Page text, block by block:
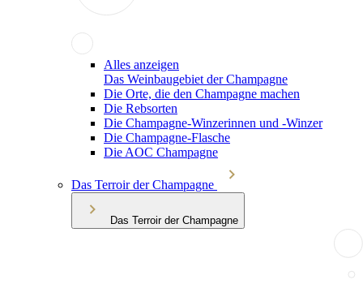
Alles anzeigen
Das Weinbaugebiet der Champagne
Die Orte, die den Champagne machen
Die Rebsorten
Die Champagne-Winzerinnen und -Winzer
Die Champagne-Flasche
Die AOC Champagne
Das Terroir der Champagne
Das Terroir der Champagne